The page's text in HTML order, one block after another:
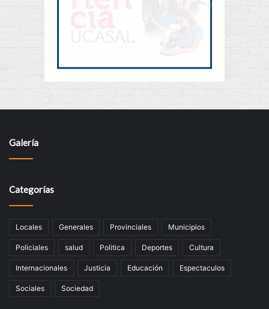
Galería
Categorías
Locales Generales Provinciales Municipios
Policiales salud Politica Deportes Cultura
Internacionales Justicia Educación Espectaculos
Sociales Sociedad